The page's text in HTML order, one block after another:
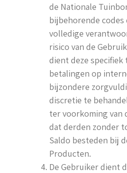
de Nationale
bijbehorende codes
volledige
risico van de
dient deze specifiek
betalingen op
bijzondere
discretie te
ter voorkoming van
dat derden zonder
Saldo besteden bij
Producten.
De Gebruiker dient